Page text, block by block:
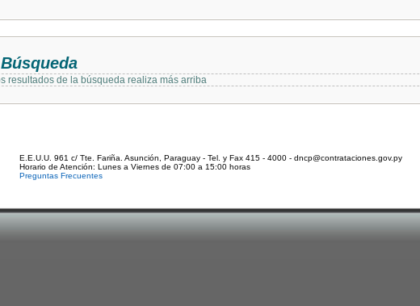
resultados de la búsqueda realiza más arriba
E.E.U.U. 961 c/ Tte. Fariña. Asunción, Paraguay - Tel. y Fax 415 - 4000 - dncp@contrataciones.gov.py
Horario de Atención: Lunes a Viernes de 07:00 a 15:00 horas
Preguntas Frecuentes